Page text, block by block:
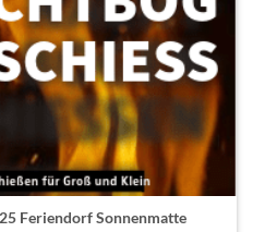
Feriendorf Sonnenmatte